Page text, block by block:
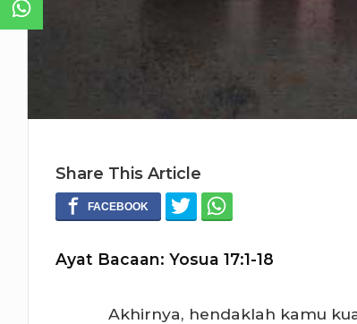
Share This Article
Ayat Bacaan: Yosua 17:1-18
Akhirnya, hendaklah kamu